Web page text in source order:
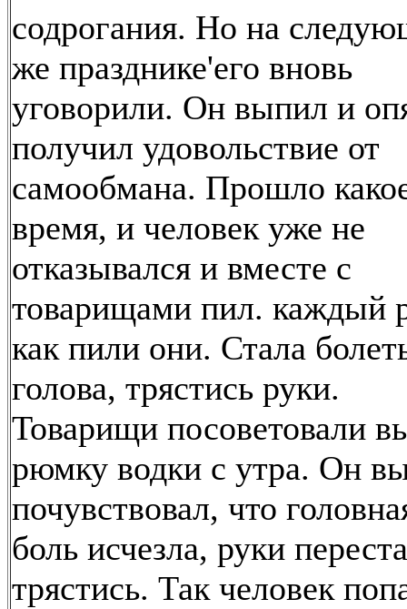
содрогания. Но на
же празднике'его вновь
уговорили. Он выпил и
получил удовольствие от
самообмана. Прошло
время, и человек уже не
отказывался и вместе с
товарищами пил. каждый
как пили они. Стала
голова, трястись руки.
Товарищи посоветовали
рюмку водки с утра. Он
почувствовал, что
боль исчезла, руки
трястись. Так человек